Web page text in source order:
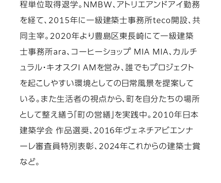
程単位取得退学。NMBW、アトリエアンドアイ勤務
を経て、2015年に一級建築士事務所teco開設、共
同主宰。2020年より豊島区東長崎にて一級建築
士事務所ara、コーヒーショップ MIA MIA、カルチ
ュラル・キオスクI AMを営み、誰でもプロジェクト
を起こしやすい環境としての日常風景を提案して
いる。また生活者の視点から、町を自分たちの場所
として整え繕う「町の営繕」を実践中。2010年日本
建築学会 作品選奨、2016年ヴェネチアビエンナ
ーレ審査員特別表彰、2024年これからの建築士賞
など。